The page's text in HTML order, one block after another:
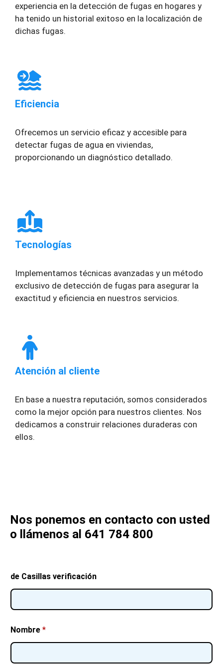
experiencia en la detección de fugas en hogares y
ha tenido un historial exitoso en la localización de
dichas fugas.
Eficiencia
Ofrecemos un servicio eficaz y accesible para
detectar fugas de agua en viviendas,
proporcionando un diagnóstico detallado.
Tecnologías
Implementamos técnicas avanzadas y un método
exclusivo de detección de fugas para asegurar la
exactitud y eficiencia en nuestros servicios.
Atención al cliente
En base a nuestra reputación, somos considerados
como la mejor opción para nuestros clientes. Nos
dedicamos a construir relaciones duraderas con
ellos.
Nos ponemos en contacto con usted
o llámenos al 641 784 800
de Casillas verificación
Nombre *